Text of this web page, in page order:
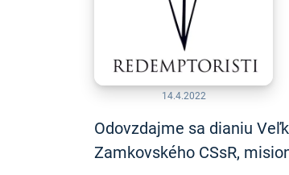
14.4.2022
Odovzdajme sa dianiu
Zamkovského CSsR,